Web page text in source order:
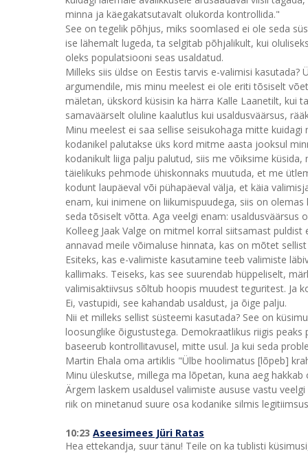
minna ja käegakatsutavalt olukorda kontrollida."
See on tegelik põhjus, miks soomlased ei ole seda
ise lähemalt lugeda, ta selgitab põhjalikult, kui
oleks populatsiooni seas usaldatud.
Milleks siis üldse on Eestis tarvis e-valimisi
argumendile, mis minu meelest ei ole eriti tõsiselt
mäletan, ükskord küsisin ka härra Kalle Laanetilt, kui
samaväärselt oluline kaalutlus kui usaldusväärsus,
Minu meelest ei saa sellise seisukohaga mitte
kodanikel palutakse üks kord mitme aasta jooksul
kodanikult liiga palju palutud, siis me võiksime
täielikuks pehmode ühiskonnaks muutuda, et me
kodunt laupäeval või pühapäeval välja, et käia
enam, kui inimene on liikumispuudega, siis on
seda tõsiselt võtta. Aga veelgi enam:
Kolleeg Jaak Valge on mitmel korral siitsamast
annavad meile võimaluse hinnata, kas on mõtet
Esiteks, kas e-valimiste kasutamine teeb valimiste
kallimaks. Teiseks, kas see suurendab hüppeliselt,
valimisaktiivsus sõltub hoopis muudest teguritest. Ja
Ei, vastupidi, see kahandab usaldust, ja õige palju.
Nii et milleks sellist süsteemi kasutada? See on
loosunglike õigustustega. Demokraatlikus riigis
baseerub kontrollitavusel, mitte usul. Ja kui seda
Martin Ehala oma artiklis "Ülbe hoolimatus [lõpeb]
Minu üleskutse, millega ma lõpetan, kuna aeg
Ärgem laskem usaldusel valimiste aususe vastu
riik on minetanud suure osa kodanike silmis
10:23 Aseesimees Jüri Ratas
Hea ettekandja, suur tänu! Teile on ka tublisti